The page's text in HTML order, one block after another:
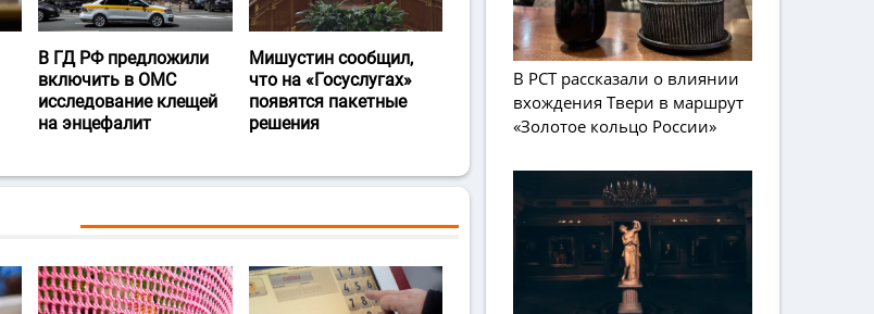
В ГД РФ предложили
включить в ОМС
исследование клещей
на энцефалит
Мишустин сообщил,
что на «Госуслугах»
появятся пакетные
решения
В РСТ рассказали о влиянии
вхождения Твери в маршрут
«Золотое кольцо России»